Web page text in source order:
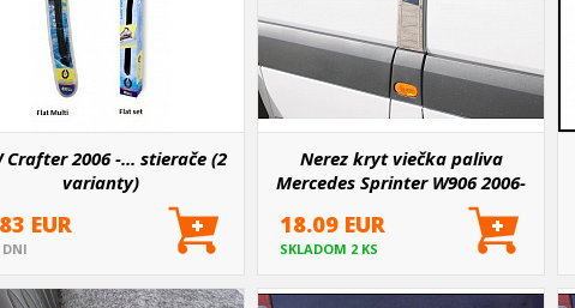
Crafter 2006 -... stierače (2
varianty)
EUR
DNI
Nerez kryt viečka paliva
Mercedes Sprinter W906 2006-
18, VW Crafter LT3 2006-17
18.09 EUR
SKLADOM 2 KS